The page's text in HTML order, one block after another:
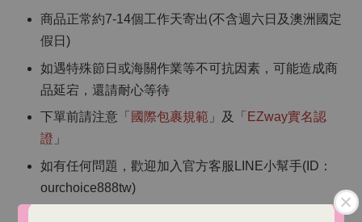
商品正常約7-14個工作天寄出(不含週六日及澳洲國定
假日)
如遇特殊節日或海關作業等不可抗因素，可能造成商
品延宕，還請耐心等待
下單前請注意「 國際包裹規範 」及「 EZway實名認
證 」
如有任何問題，歡迎加入官方客服LINE小幫手(ID：
ourchoice888tw)
海外交易手續